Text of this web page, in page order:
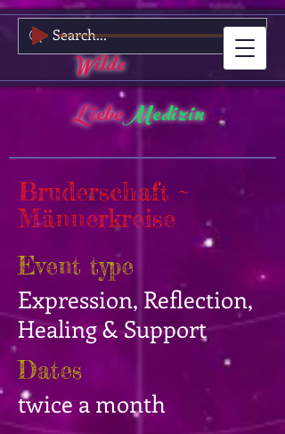
Wilde
LiebeMedizin
Bruderschaft ~
Männerkreise
Event type
Expression, Reflection,
Healing & Support
Dates
twice a month